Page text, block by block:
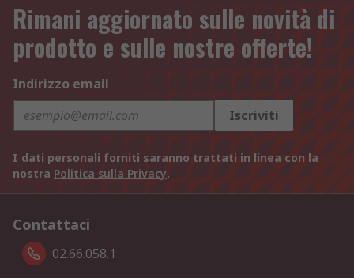
Rimani aggiornato sulle novità di
prodotto e sulle nostre offerte!
Indirizzo email
Iscriviti
I dati personali forniti saranno trattati in linea con la
nostra Politica sulla Privacy.
Contattaci
02.66.058.1